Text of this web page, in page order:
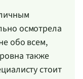
осмотрела
обо всем,
также
стоит